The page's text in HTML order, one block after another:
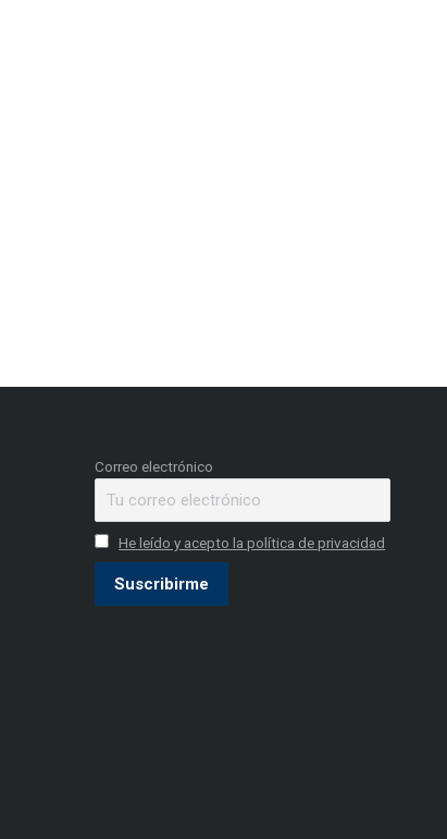
Correo electrónico
He leído y acepto la política de privacidad